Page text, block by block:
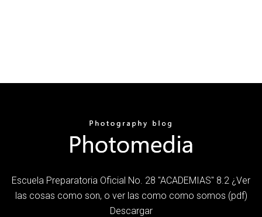
Escuela Preparatoria Oficial No. 28 "ACADEMIAS" 8.2 ¿Ver
las cosas como son, o ver las como como somos (pdf)
Descargar